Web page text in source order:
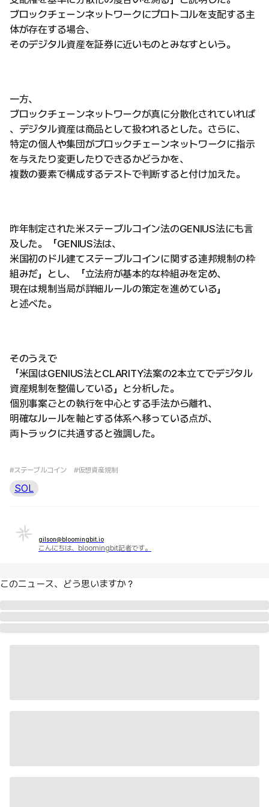
ブロックチェーンネットワークにプロトコルを支配する主
体が存在する場合、
そのデジタル資産を証券に近いものとみなすという。
一方、
ブロックチェーンネットワークが真に分散化されていれば
、デジタル資産は商品として扱われるとした。さらに、
特定の個人や集団がブロックチェーンネットワークに指示
を与えたり変更したりできるかどうかを、
複数の要素で構成するテストで判断すると付け加えた。
昨年制定された米ステーブルコイン法のGENIUS法にも言
及した。「GENIUS法は、
米国初のドル建てステーブルコインに関する連邦規制の枠
組みだ」とし、「立法府が基本的な枠組みを定め、
現在は規制当局が詳細ルールの策定を進めている」
と述べた。
そのうえで
「米国はGENIUS法とCLARITY法案の2本立てでデジタル
資産規制を整備している」と分析した。
個別事案ごとの執行を中心とする手法から離れ、
明確なルールを軸とする体系へ移っている点が、
両トラックに共通すると強調した。
#ステーブルコイン #仮想資産規制
SOL
gilson@bloomingbit.io
こんにちは、bloomingbit記者です。
このニュース、どう思いますか？